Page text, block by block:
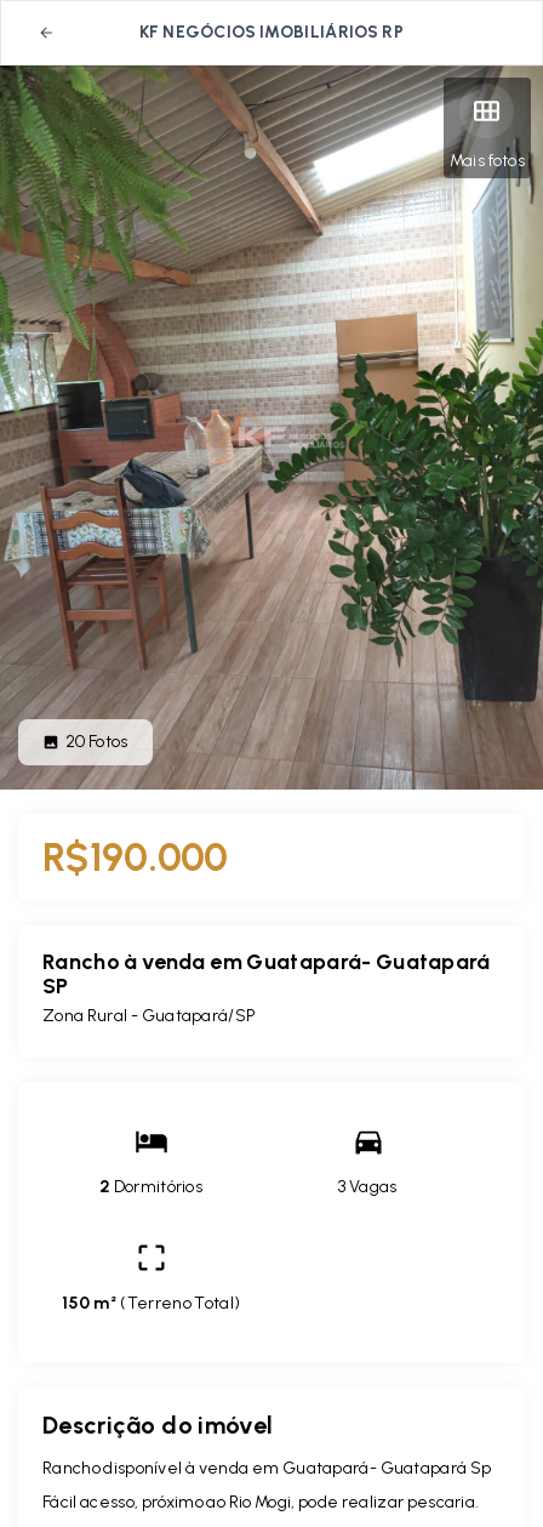
KF NEGÓCIOS IMOBILIÁRIOS RP
Mais fotos
20 Fotos
R$190.000
Rancho à venda em Guatapará- Guatapará
SP
Zona Rural - Guatapará/SP
2 Dormitórios 3 Vagas
150 m² (Terreno Total)
Descrição do imóvel
Rancho disponível à venda em Guatapará- Guatapará Sp
Fácil acesso, próximo ao Rio Mogi, pode realizar pescaria.